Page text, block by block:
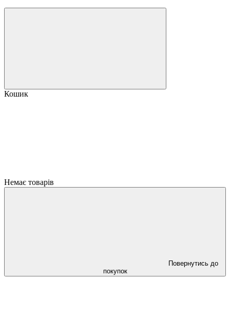
Кошик
Немає товарів
Повернутись до
покупок